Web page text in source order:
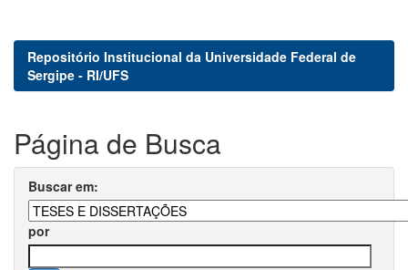
Repositório Institucional da Universidade Federal de
Sergipe - RI/UFS
Página de Busca
Buscar em:
por